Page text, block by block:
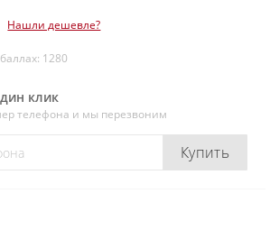
Нашли дешевле?
1280
клик
телефона и мы перезвоним
Купить